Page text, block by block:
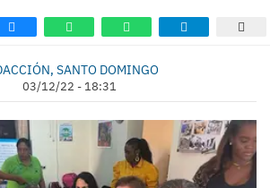
SANTO DOMINGO
03/12/22 - 18:31